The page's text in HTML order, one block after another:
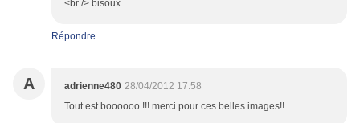
<br /> bisoux
Répondre
A adrienne480 28/04/2012 17:58
Tout est boooooo !!! merci pour ces belles images!!